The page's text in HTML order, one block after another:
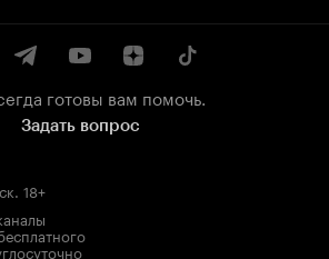
готовы вам помочь.
Задать вопрос
. 18+